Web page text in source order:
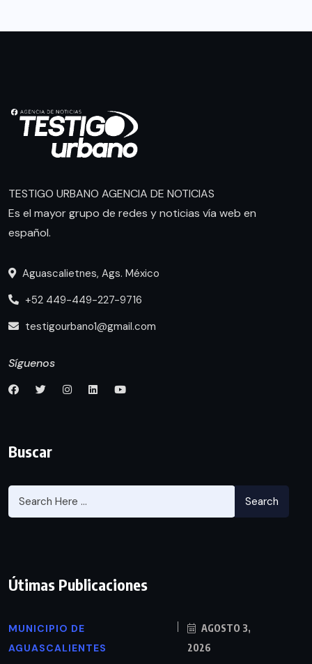
TESTIGO URBANO AGENCIA DE NOTICIAS
Es el mayor grupo de redes y noticias vía web en
español.
Aguascalietnes, Ags. México
+52 449-449-227-9716
testigourbano1@gmail.com
Síguenos
Buscar
Search
Útimas Publicaciones
MUNICIPIO DE
AGUASCALIENTES
AGOSTO 3,
2026